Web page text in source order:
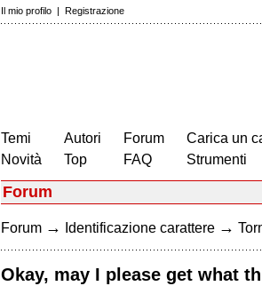
Il mio profilo | Registrazione
Temi
Novità
Autori
Top
Forum
FAQ
Carica un
Strumenti
Forum
Forum → Identificazione carattere →
Okay, may I please get what